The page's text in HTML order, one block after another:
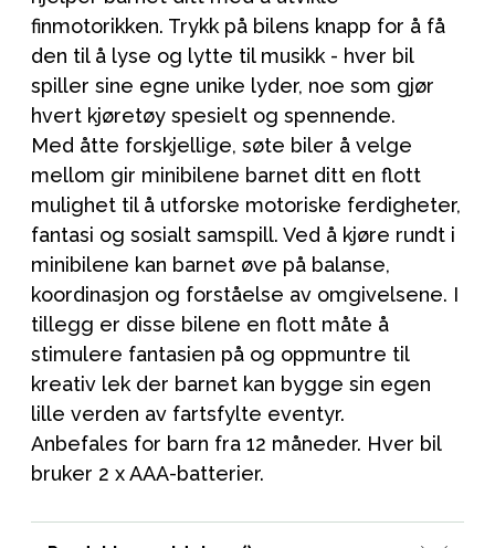
finmotorikken. Trykk på bilens knapp for å få
den til å lyse og lytte til musikk - hver bil
spiller sine egne unike lyder, noe som gjør
hvert kjøretøy spesielt og spennende.
Med åtte forskjellige, søte biler å velge
mellom gir minibilene barnet ditt en flott
mulighet til å utforske motoriske ferdigheter,
fantasi og sosialt samspill. Ved å kjøre rundt i
minibilene kan barnet øve på balanse,
koordinasjon og forståelse av omgivelsene. I
tillegg er disse bilene en flott måte å
stimulere fantasien på og oppmuntre til
kreativ lek der barnet kan bygge sin egen
lille verden av fartsfylte eventyr.
Anbefales for barn fra 12 måneder. Hver bil
bruker 2 x AAA-batterier.